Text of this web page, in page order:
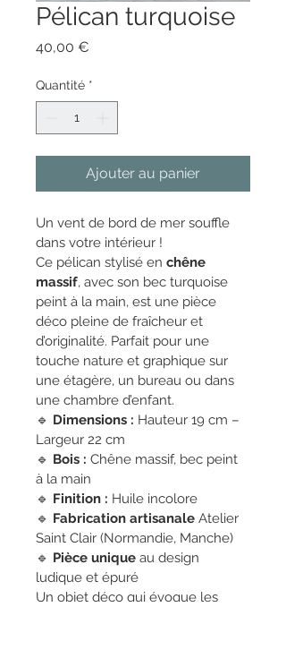
Pélican turquoise
40,00 €
Quantité *
Ajouter au panier
Un vent de bord de mer souffle
dans votre intérieur !
Ce pélican stylisé en chêne
massif, avec son bec turquoise
peint à la main, est une pièce
déco pleine de fraîcheur et
d’originalité. Parfait pour une
touche nature et graphique sur
une étagère, un bureau ou dans
une chambre d’enfant.
🔹 Dimensions : Hauteur 19 cm –
Largeur 22 cm
🔹 Bois : Chêne massif, bec peint
à la main
🔹 Finition : Huile incolore
🔹 Fabrication artisanale Atelier
Saint Clair (Normandie, Manche)
🔹 Pièce unique au design
ludique et épuré
Un objet déco qui évoque les